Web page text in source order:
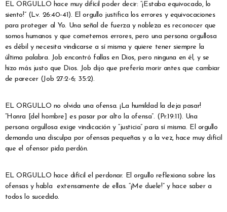
EL ORGULLO hace muy difícil poder decir: “¡Estaba equivocado, lo
siento!” (Lv. 26:40-41). El orgullo justifica los errores y equivocaciones
para proteger al Yo. Una señal de fuerza y nobleza es reconocer que
somos humanos y que cometemos errores, pero una persona orgullosa
es débil y necesita vindicarse a sí misma y quiere tener siempre la
última palabra. Job encontró fallas en Dios, pero ninguna en él, y se
hizo más justo que Dios. Job dijo que prefería morir antes que cambiar
de parecer (Job 27:2-6; 35:2).
EL ORGULLO no olvida una ofensa. ¡La humildad la deja pasar!
“Honra [del hombre] es pasar por alto la ofensa”. (Pr.19:11). Una
persona orgullosa exige vindicación y “justicia” para sí misma. El orgullo
demanda una disculpa por ofensas pequeñas y a la vez, hace muy difícil
que el ofensor pida perdón.
EL ORGULLO hace difícil el perdonar. El orgullo reflexiona sobre las
ofensas y habla extensamente de ellas. “¡Me duele!” y hace saber a
todos lo sucedido.